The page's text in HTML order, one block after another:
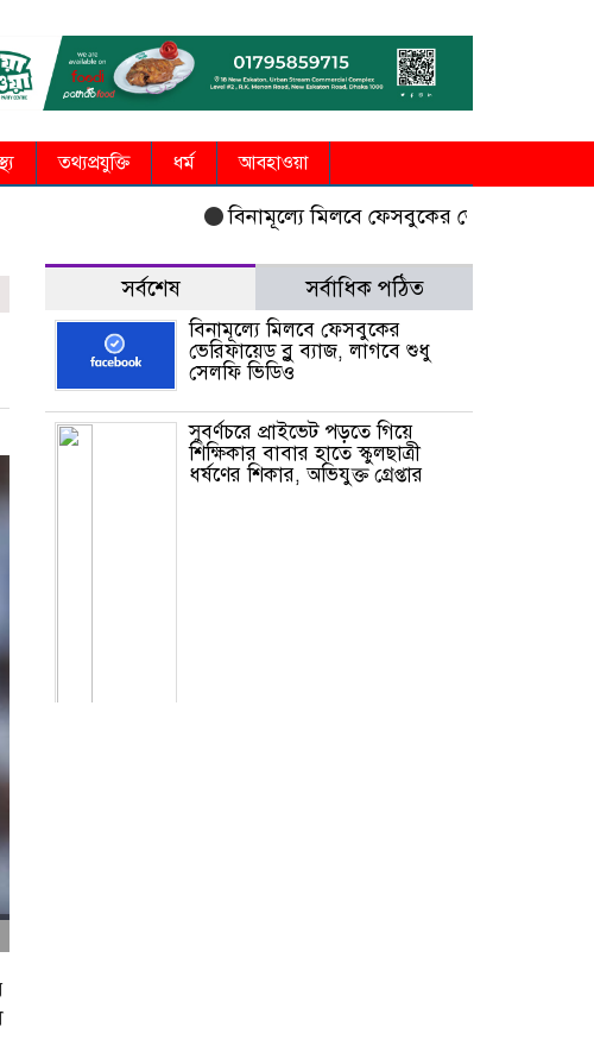
তথ্যপ্রযুক্তি ধর্ম আবহাওয়া
বিনামূল্যে মিলবে ফেসবুকের ভেরিফায়েড ব্লু
সর্বশেষ সর্বাধিক পঠিত
বিনামূল্যে মিলবে ফেসবুকের
ভেরিফায়েড ব্লু ব্যাজ, লাগবে শুধু
সেলফি ভিডিও
সুবর্ণচরে প্রাইভেট পড়তে গিয়ে
শিক্ষিকার বাবার হাতে স্কুলছাত্রী
ধর্ষণের শিকার, অভিযুক্ত গ্রেপ্তার